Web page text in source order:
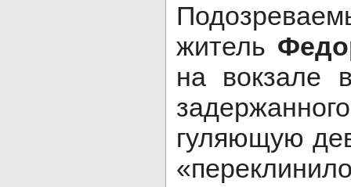
житель
на вокзале
гуляющую